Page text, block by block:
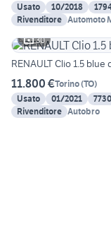
Usato
10/2018
Rivenditore Automoto
30
RENAULT Clio 1.5
11.800 €Torino(TO)
Usato
01/2021
Rivenditore Autobro